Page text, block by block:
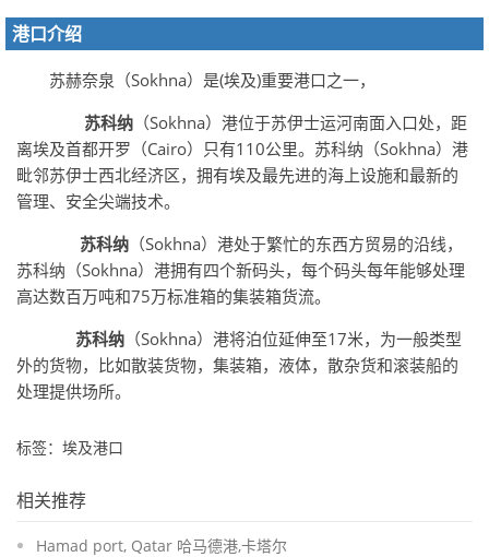
港口介绍
苏赫奈泉（Sokhna）是(埃及)重要港口之一，
苏科纳 （Sokhna）港位于苏伊士运河南面入口处，距
离埃及首都开罗（Cairo）只有110公里。苏科纳（Sokhna）港
毗邻苏伊士西北经济区，拥有埃及最先进的海上设施和最新的
管理、安全尖端技术。
苏科纳 （Sokhna）港处于繁忙的东西方贸易的沿线，
苏科纳（Sokhna）港拥有四个新码头，每个码头每年能够处理
高达数百万吨和75万标准箱的集装箱货流。
苏科纳 （Sokhna）港将泊位延伸至17米，为一般类型
外的货物，比如散装货物，集装箱，液体，散杂货和滚装船的
处理提供场所。
标签：埃及港口
相关推荐
Hamad port, Qatar 哈马德港,卡塔尔